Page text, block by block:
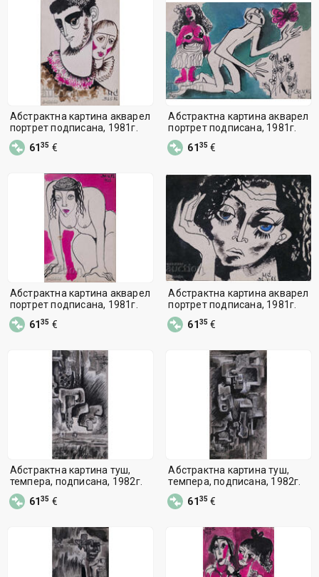
Абстрактна картина акварел
портрет подписана, 1981г.
6135 €
Абстрактна картина акварел
портрет подписана, 1981г.
6135 €
Абстрактна картина акварел
портрет подписана, 1981г.
6135 €
Абстрактна картина акварел
портрет подписана, 1981г.
6135 €
Абстрактна картина туш,
темпера, подписана, 1982г.
6135 €
Абстрактна картина туш,
темпера, подписана, 1982г.
6135 €